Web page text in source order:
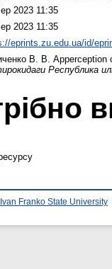
2023 11:35
2023 11:35
eprints.zu.edu.ua/id/
В. В. Apperception
Республика
Franko State University